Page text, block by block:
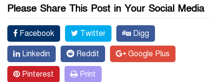
Please Share This Post in Your Social Media
Facebook Twitter Digg
Linkedin Reddit Google Plus
Pinterest Print